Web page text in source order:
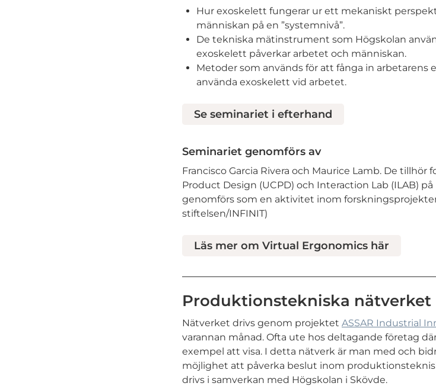
Hur exoskelett fungerar ur ett mekaniskt
människan på en ”systemnivå”.
De tekniska mätinstrument som Högskolan
exoskelett påverkar arbetet och människan.
Metoder som används för att fånga in arbetarens
använda exoskelett vid arbetet.
Se seminariet i efterhand
Seminariet genomförs av
Francisco Garcia Rivera och Maurice Lamb. De
Product Design (UCPD) och Interaction Lab (ILAB)
genomförs som en aktivitet inom forskningsprojekten
stiftelsen/INFINIT)
Läs mer om Virtual Ergonomics här
Produktionstekniska nätverket
Nätverket drivs genom projektet ASSAR Industrial
varannan månad. Ofta ute hos deltagande företag
exempel att visa. I detta nätverk är man med och
möjlighet att påverka beslut inom
drivs i samverkan med Högskolan i Skövde.